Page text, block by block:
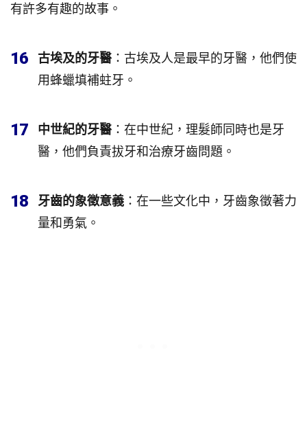
有許多有趣的故事。
16 古埃及的牙醫 ：古埃及人是最早的牙醫，他們使
用蜂蠟填補蛀牙。
17 中世紀的牙醫 ：在中世紀，理髮師同時也是牙
醫，他們負責拔牙和治療牙齒問題。
18 牙齒的象徵意義 ：在一些文化中，牙齒象徵著力
量和勇氣。